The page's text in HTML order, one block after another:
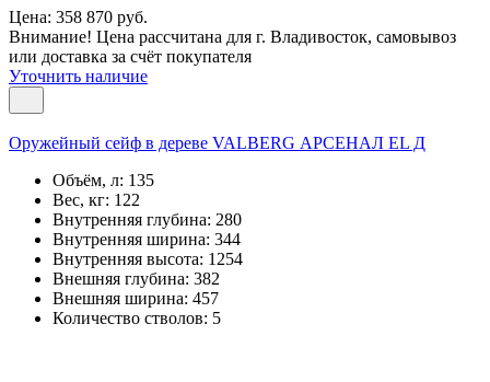
Цена: 358 870 руб.
Внимание! Цена рассчитана для г. Владивосток, самовывоз
или доставка за счёт покупателя
Уточнить наличие
Оружейный сейф в дереве VALBERG АРСЕНАЛ EL Д
Объём, л: 135
Вес, кг: 122
Внутренняя глубина: 280
Внутренняя ширина: 344
Внутренняя высота: 1254
Внешняя глубина: 382
Внешняя ширина: 457
Количество стволов: 5